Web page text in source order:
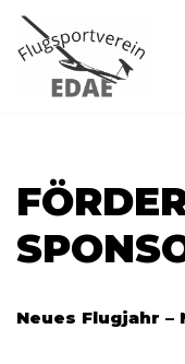
Zum
Inhalt
Neues Flugjahr –